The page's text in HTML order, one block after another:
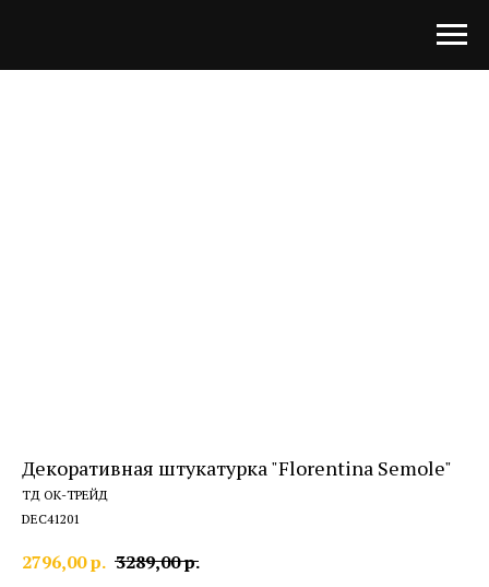
Декоративная штукатурка "Florentina Semole"
ТД ОК-ТРЕЙД
DEC41201
2796,00р. 3289,00р.